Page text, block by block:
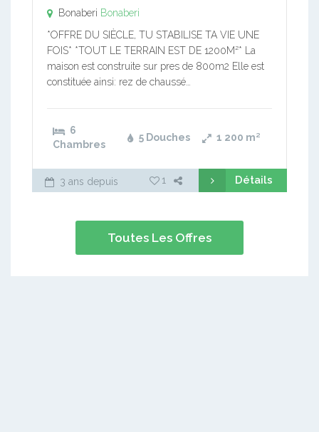
Bonaberi Bonaberi
*OFFRE DU SIÈCLE, TU STABILISE TA VIE UNE
FOIS* *TOUT LE TERRAIN EST DE 1200M²* La
maison est construite sur pres de 800m2 Elle est
constituée ainsi: rez de chaussé…
6
Chambres
5 Douches 1 200 m²
3 ans depuis 1 Détails
Toutes Les Offres